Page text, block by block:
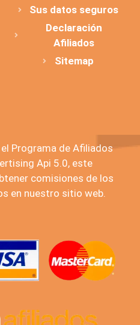
Sus datos seguros
Declaración
Afiliados
Sitemap
Programa de Afiliados
Api 5.0, este
comisiones de los
en nuestro sitio web.